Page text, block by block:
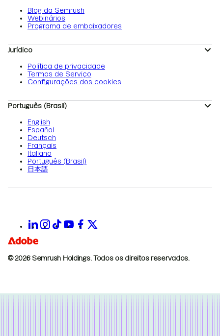
Blog da Semrush
Webinários
Programa de embaixadores
Jurídico
Política de privacidade
Termos de Serviço
Configurações dos cookies
Português (Brasil)
English
Español
Deutsch
Français
Italiano
Português (Brasil)
日本語
© 2026 Semrush Holdings. Todos os direitos reservados.